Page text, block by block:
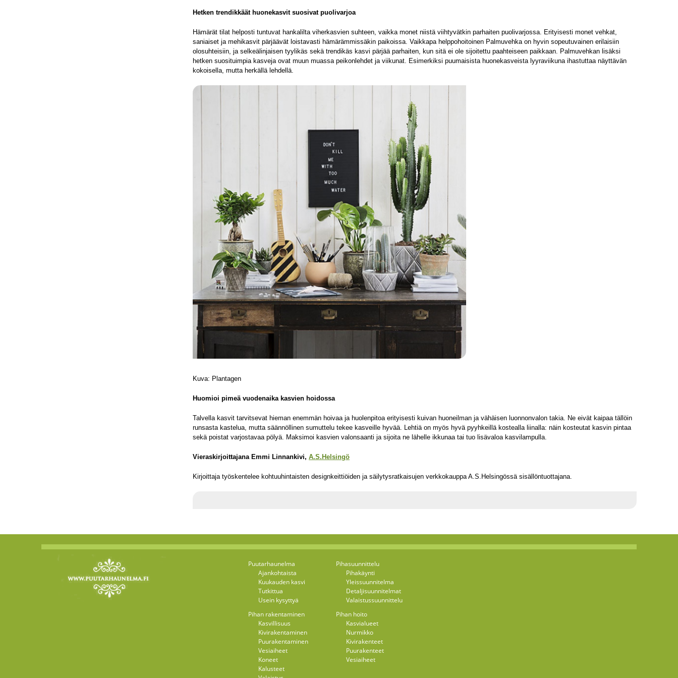
Hetken trendikkäät huonekasvit suosivat puolivarjoa
Hämärät tilat helposti tuntuvat hankalilta viherkasvien suhteen, vaikka monet niistä viihtyvätkin parhaiten puolivarjossa. Erityisesti monet vehkat,
saniaiset ja mehikasvit pärjäävät loistavasti hämärämmissäkin paikoissa. Vaikkapa helppohoitoinen Palmuvehka on hyvin sopeutuvainen erilaisiin
olosuhteisiin, ja selkeälinjaisen tyylikäs sekä trendikäs kasvi pärjää parhaiten, kun sitä ei ole sijoitettu paahteiseen paikkaan. Palmuvehkan lisäksi
hetken suosituimpia kasveja ovat muun muassa peikonlehdet ja viikunat. Esimerkiksi puumaisista huonekasveista lyyraviikuna ihastuttaa näyttävän
kokoisella, mutta herkällä lehdellä.
Kuva: Plantagen
Huomioi pimeä vuodenaika kasvien hoidossa
Talvella kasvit tarvitsevat hieman enemmän hoivaa ja huolenpitoa erityisesti kuivan huoneilman ja vähäisen luonnonvalon takia. Ne eivät kaipaa tällöin
runsasta kastelua, mutta säännöllinen sumuttelu tekee kasveille hyvää. Lehtiä on myös hyvä pyyhkeillä kostealla liinalla: näin kosteutat kasvin pintaa
sekä poistat varjostavaa pölyä. Maksimoi kasvien valonsaanti ja sijoita ne lähelle ikkunaa tai tuo lisävaloa kasvilampulla.
Vieraskirjoittajana Emmi Linnankivi, A.S.Helsingö
Kirjoittaja työskentelee kohtuuhintaisten designkeittiöiden ja säilytysratkaisujen verkkokauppa A.S.Helsingössä sisällöntuottajana.
Puutarhaunelma
Ajankohtaista
Kuukauden kasvi
Tutkittua
Usein kysyttyä
Pihasuunnittelu
Pihakäynti
Yleissuunnitelma
Detaljisuunnitelmat
Valaistussuunnittelu
Pihan rakentaminen
Kasvillisuus
Kivirakentaminen
Puurakentaminen
Vesiaiheet
Koneet
Kalusteet
Pihan hoito
Kasvialueet
Nurmikko
Kivirakenteet
Puurakenteet
Vesiaiheet